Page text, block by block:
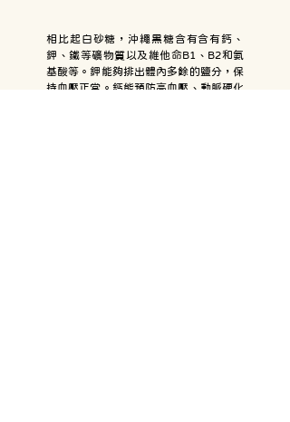
相比起白砂糖，沖繩黑糖含有含有鈣、
鉀、鐵等礦物質以及維他命B1、B2和氨
基酸等。鉀能夠排出體內多餘的鹽分，保
持血壓正常。鈣能預防高血壓、動脈硬化